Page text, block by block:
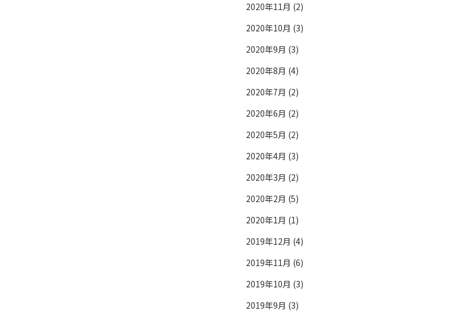
2020年11月 (2)
2020年10月 (3)
2020年9月 (3)
2020年8月 (4)
2020年7月 (2)
2020年6月 (2)
2020年5月 (2)
2020年4月 (3)
2020年3月 (2)
2020年2月 (5)
2020年1月 (1)
2019年12月 (4)
2019年11月 (6)
2019年10月 (3)
2019年9月 (3)